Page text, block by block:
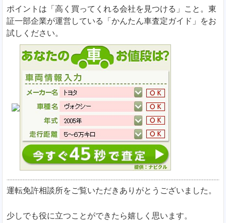
ポイントは「高く買ってくれる会社を見つける」こと。東
証一部企業が運営している「かんたん車査定ガイド」をお
試しください。
運転免許相談所をご覧いただきありがとうございました。
少しでも役に立つことができたら嬉しく思います。